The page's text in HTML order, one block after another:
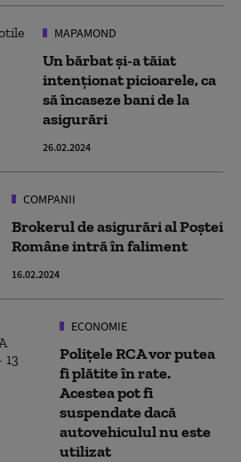
MAPAMOND
Un bărbat și-a tăiat
intenționat picioarele, ca
să încaseze bani de la
asigurări
26.02.2024
COMPANII
Brokerul de asigurări al Poştei
Române intră în faliment
16.02.2024
ECONOMIE
Polițele RCA vor putea
fi plătite în rate.
Acestea pot fi
suspendate dacă
autovehiculul nu este
utilizat